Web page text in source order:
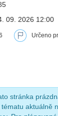
09. 2026 12:00
Určeno
stránka
aktuálně